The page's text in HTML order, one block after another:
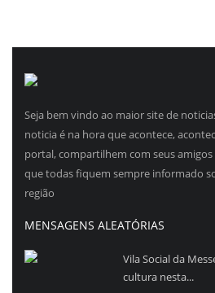
Seja bem vindo ao maior site de
noticia é na hora que acontece,
portal, compartilhem com seus
que todas fiquem sempre informado
região
MENSAGENS ALEATÓRIAS
Vila Social da
cultura nesta...